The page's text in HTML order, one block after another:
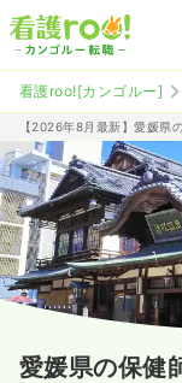
看護roo![カンゴルー]
【2026年8月最新】愛媛県
愛媛県の保健